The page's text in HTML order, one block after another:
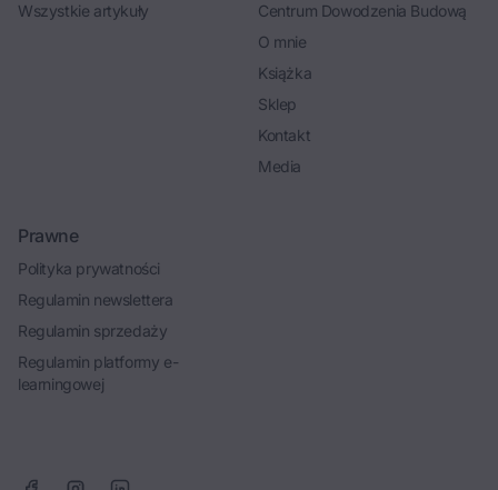
Wszystkie artykuły
Centrum Dowodzenia Budową
O mnie
Książka
Sklep
Kontakt
Media
Prawne
Polityka prywatności
Regulamin newslettera
Regulamin sprzedaży
Regulamin platformy e-
learningowej